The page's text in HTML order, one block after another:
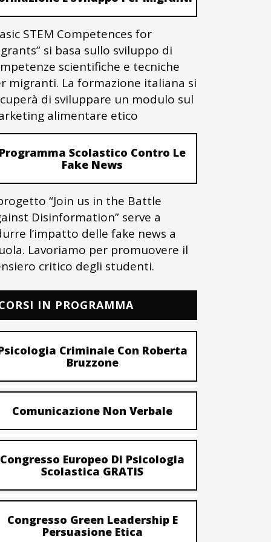
STEM Competences for
si basa sullo sviluppo di
scientifiche e tecniche
migranti. La formazione italiana si
di sviluppare un modulo sul
alimentare etico
Scolastico Contro Le
Fake News
“Join us in the Battle
Disinformation” serve a
l’impatto delle fake news a
Lavoriamo per promuovere il
critico degli studenti.
IN PROGRAMMA
Criminale Con Roberta
Bruzzone
Comunicazione Non Verbale
Congresso Europeo Di Psicologia
Scolastica GRATIS
Congresso Green Leadership E
Persuasione Etica